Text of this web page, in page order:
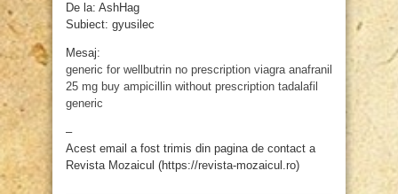
De la: AshHag
Subiect: gyusilec
Mesaj:
generic for wellbutrin no prescription viagra anafranil
25 mg buy ampicillin without prescription tadalafil
generic
–
Acest email a fost trimis din pagina de contact a
Revista Mozaicul (https://revista-mozaicul.ro)